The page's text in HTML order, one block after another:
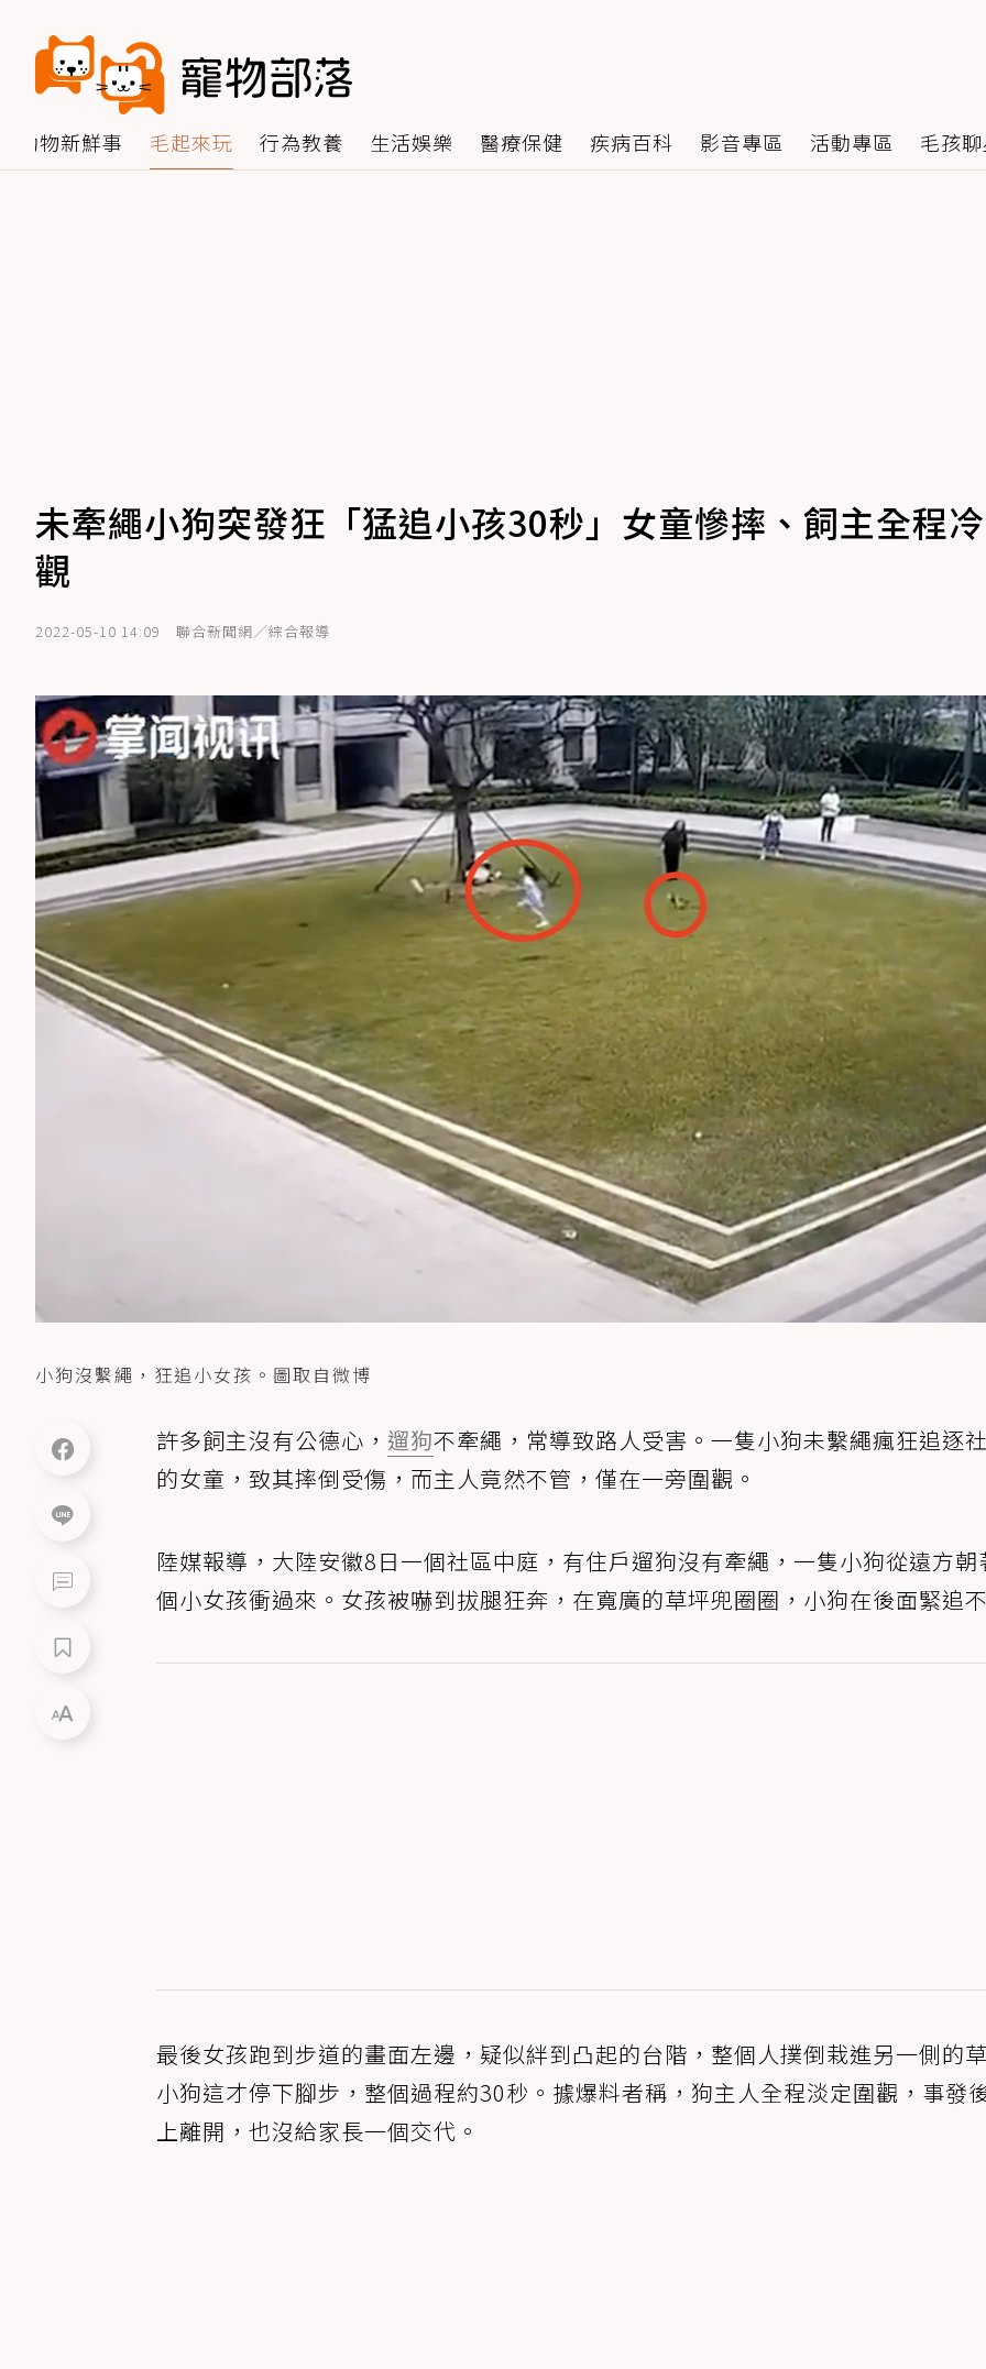
動物新鮮事 毛起來玩 行為教養 生活娛樂 醫療保健 疾病百科 影音專區 活動專區 毛孩
未牽繩小狗突發狂「猛追小孩30秒」女童慘摔、飼主全程
觀
2022-05-10 14:09 聯合新聞網／綜合報導
小狗沒繫繩，狂追小女孩。圖取自微博
許多飼主沒有公德心， 遛狗不牽繩，常導致路人受害。一隻小狗未繫繩瘋狂追逐
的女童，致其摔倒受傷，而主人竟然不管，僅在一旁圍觀。
陸媒報導，大陸安徽8日一個社區中庭，有住戶遛狗沒有牽繩，一隻小狗從遠方朝
個小女孩衝過來。女孩被嚇到拔腿狂奔，在寬廣的草坪兜圈圈，小狗在後面緊追
最後女孩跑到步道的畫面左邊，疑似絆到凸起的台階，整個人撲倒栽進另一側的草
小狗這才停下腳步，整個過程約30秒。據爆料者稱，狗主人全程淡定圍觀，事發
上離開，也沒給家長一個交代。